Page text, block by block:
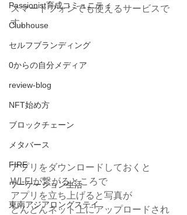
Passionist育成コミュニティ
Clubhouse
セルフブランディング
0からの自分メディア
review-blog
NFT始め方
ブロックチェーン
メタバース
FIRE
ワーケーション生活
東南アジアロングステイ
スマートフォンでも使えるサービスで
す。
アプリをダウンロードしておくと
WI-FIが繋がるところで
アプリを立ち上げると写真が
どんどんネット上にアップロードされ